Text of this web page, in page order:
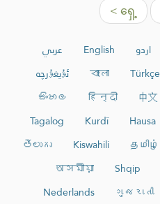
< ရှေ့
عربي English اردو
ئۇيغۇرچە
বাংলা Türkçe
සිංහල
हिन्दी 中文
Tagalog
Kurdî Hausa
తెలుగు
Kiswahili தமிழ்
অসমীয়া
Shqip
Nederlands
ગુજરાતી